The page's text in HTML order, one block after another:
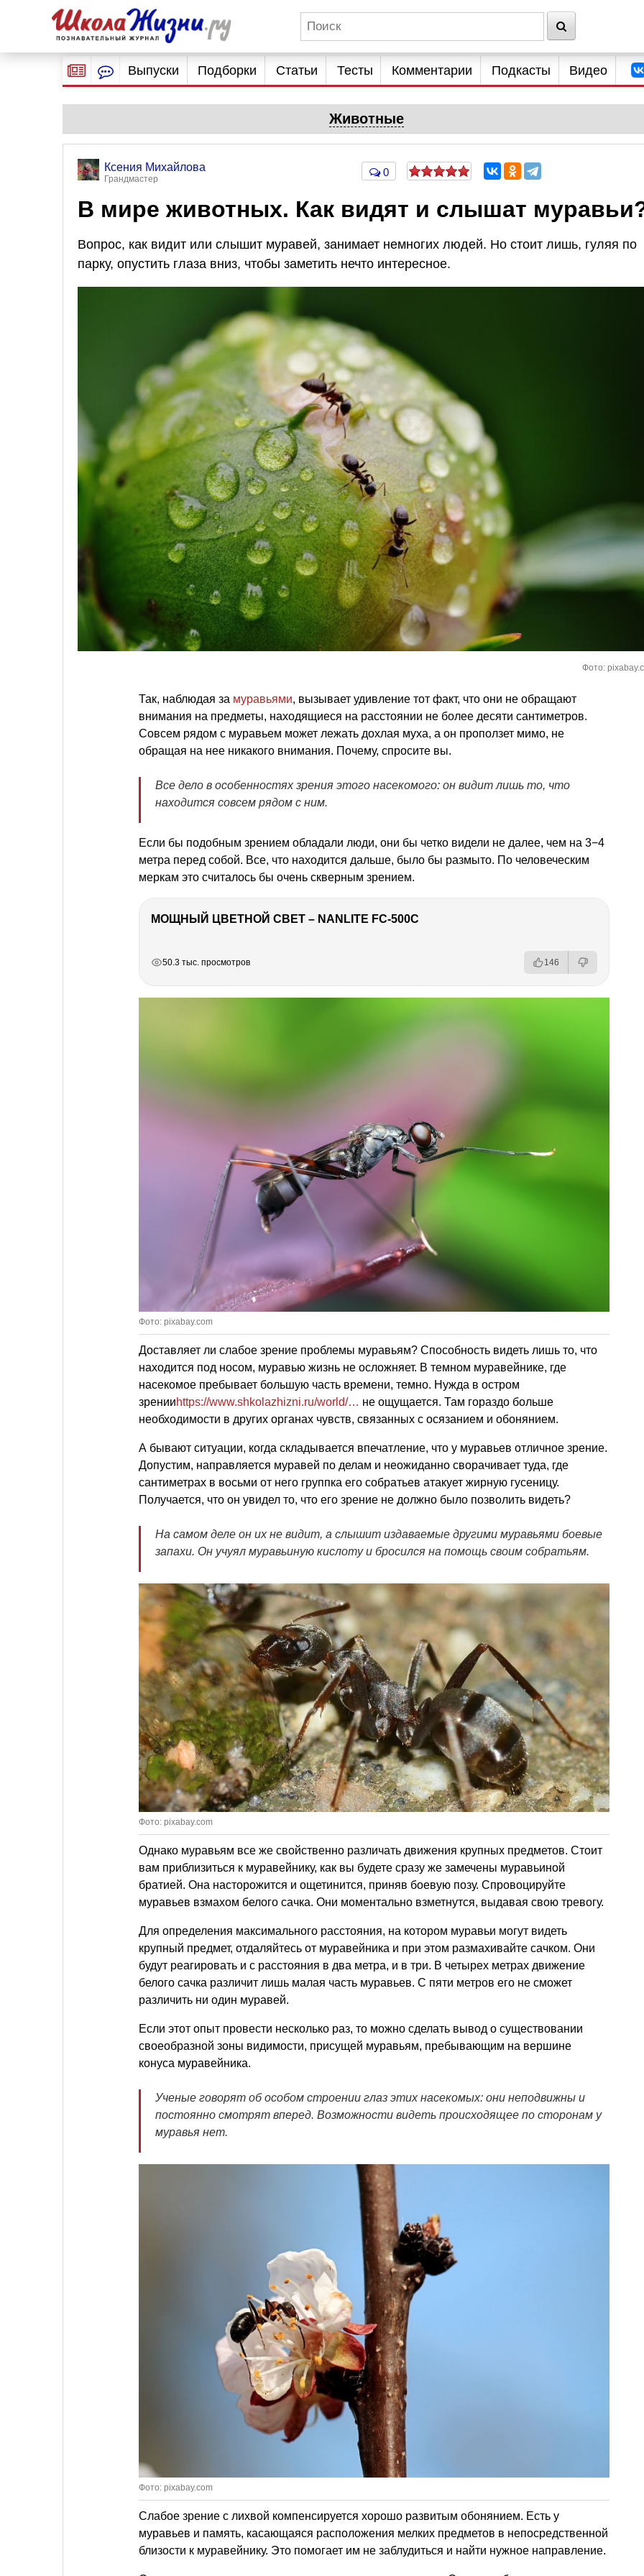
Выпуски Подборки Статьи Тесты Комментарии Подкасты Видео
Животные
Ксения Михайлова
Грандмастер
0
В мире животных. Как видят и слышат
Вопрос, как видит или слышит муравей, занимает немногих людей. Но стоит лишь, гуляя по
парку, опустить глаза вниз, чтобы заметить нечто интересное.
Фото:
Так, наблюдая за муравьями, вызывает удивление тот факт, что они не обращают
внимания на предметы, находящиеся на расстоянии не более десяти сантиметров.
Совсем рядом с муравьем может лежать дохлая муха, а он проползет мимо, не
обращая на нее никакого внимания. Почему, спросите вы.
Все дело в особенностях зрения этого насекомого: он видит лишь то, что
находится совсем рядом с ним.
Если бы подобным зрением обладали люди, они бы четко видели не далее, чем на 3−4
метра перед собой. Все, что находится дальше, было бы размыто. По человеческим
меркам это считалось бы очень скверным зрением.
МОЩНЫЙ ЦВЕТНОЙ СВЕТ – NANLITE FC-500C
50.3 тыс. просмотров 146
Фото: pixabay.com
Доставляет ли слабое зрение проблемы муравьям? Способность видеть лишь то, что
находится под носом, муравью жизнь не осложняет. В темном муравейнике, где
насекомое пребывает большую часть времени, темно. Нужда в остром
зренииhttps://www.shkolazhizni.ru/world/… не ощущается. Там гораздо больше
необходимости в других органах чувств, связанных с осязанием и обонянием.
А бывают ситуации, когда складывается впечатление, что у муравьев отличное зрение.
Допустим, направляется муравей по делам и неожиданно сворачивает туда, где
сантиметрах в восьми от него группка его собратьев атакует жирную гусеницу.
Получается, что он увидел то, что его зрение не должно было позволить видеть?
На самом деле он их не видит, а слышит издаваемые другими муравьями боевые
запахи. Он учуял муравьиную кислоту и бросился на помощь своим собратьям.
Фото: pixabay.com
Однако муравьям все же свойственно различать движения крупных предметов. Стоит
вам приблизиться к муравейнику, как вы будете сразу же замечены муравьиной
братией. Она насторожится и ощетинится, приняв боевую позу. Спровоцируйте
муравьев взмахом белого сачка. Они моментально взметнутся, выдавая свою тревогу.
Для определения максимального расстояния, на котором муравьи могут видеть
крупный предмет, отдаляйтесь от муравейника и при этом размахивайте сачком. Они
будут реагировать и с расстояния в два метра, и в три. В четырех метрах движение
белого сачка различит лишь малая часть муравьев. С пяти метров его не сможет
различить ни один муравей.
Если этот опыт провести несколько раз, то можно сделать вывод о существовании
своеобразной зоны видимости, присущей муравьям, пребывающим на вершине
конуса муравейника.
Ученые говорят об особом строении глаз этих насекомых: они неподвижны и
постоянно смотрят вперед. Возможности видеть происходящее по сторонам у
муравья нет.
Фото: pixabay.com
Слабое зрение с лихвой компенсируется хорошо развитым обонянием. Есть у
муравьев и память, касающаяся расположения мелких предметов в непосредственной
близости к муравейнику. Это помогает им не заблудиться и найти нужное направление.